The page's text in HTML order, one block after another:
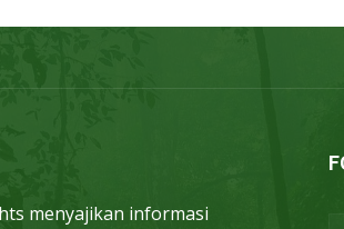
menyajikan informasi